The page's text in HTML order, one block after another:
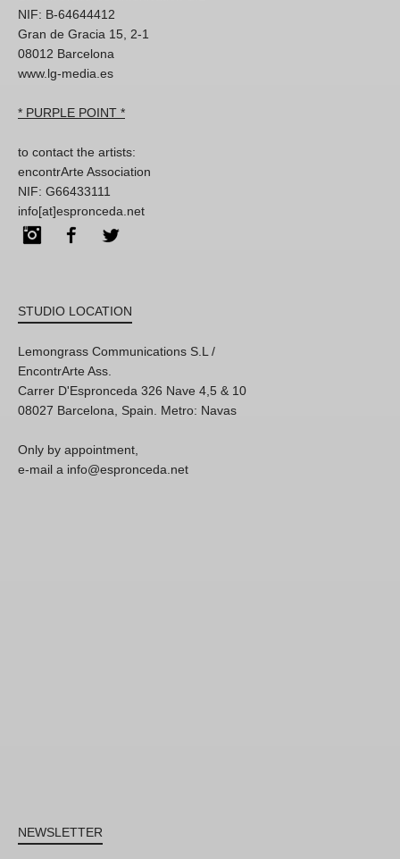
NIF: B-64644412
Gran de Gracia 15, 2-1
08012 Barcelona
www.lg-media.es
* PURPLE POINT *
to contact the artists:
encontrArte Association
NIF: G66433111
info[at]espronceda.net
InstagramFacebook
STUDIO LOCATION
Lemongrass Communications S.L /
EncontrArte Ass.
Carrer D'Espronceda 326 Nave 4,5 & 10
08027 Barcelona, Spain. Metro: Navas
Only by appointment,
e-mail a info@espronceda.net
NEWSLETTER